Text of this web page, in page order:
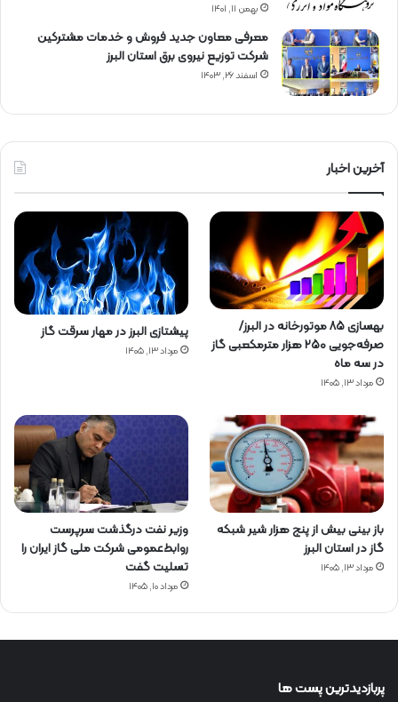
بهمن ۱۱, ۱۴۰۱
معرفی معاون جدید فروش و خدمات مشتركین
شركت توزیع نیروی برق استان البرز
اسفند ۲۶, ۱۴۰۳
آخرین اخبار
بهسازی ۸۵ موتورخانه در البرز/
صرفه‌جویی ۲۵۰ هزار مترمکعبی گاز
در سه ماه
مرداد ۱۳, ۱۴۰۵
پیشتازی البرز در مهار سرقت گاز
مرداد ۱۳, ۱۴۰۵
باز بینی بیش از پنج هزار شیر شبکه
گاز در استان البرز
مرداد ۱۳, ۱۴۰۵
وزیر نفت درگذشت سرپرست
روابط‌عمومی شرکت ملی گاز ایران را
تسلیت گفت
مرداد ۱۰, ۱۴۰۵
پربازدیدترین پست ها